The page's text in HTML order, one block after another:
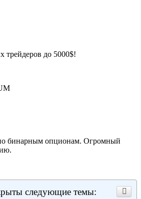
трейдеров до 5000$!
бинарным опционам. Огромный
следующие темы: